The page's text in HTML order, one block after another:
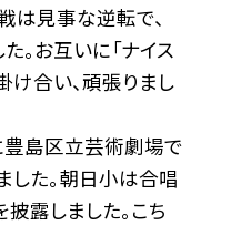
は見事な逆転で、
。お互いに「ナイス
け合い、頑張りまし
豊島区立芸術劇場で
た。朝日小は合唱
披露しました。こち